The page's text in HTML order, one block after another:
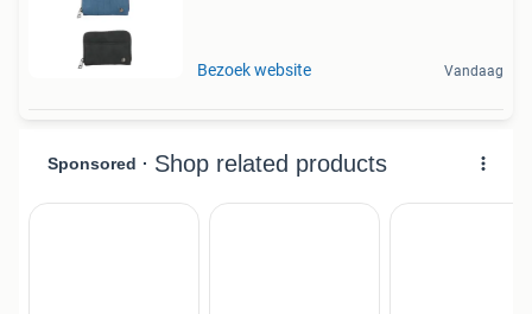
Bezoek website Vandaag